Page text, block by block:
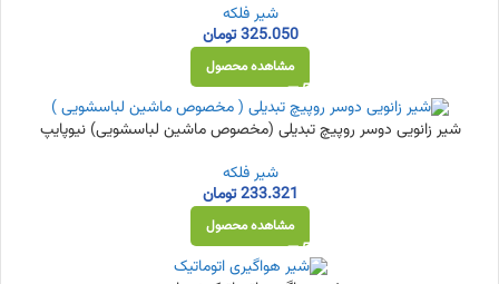
شیر فلکه
325.050 تومان
مشاهده محصول
شیر زانویی دوسر روپیچ تبدیلی (مخصوص ماشین لباسشویی) نیوپایپ
شیر فلکه
233.321 تومان
مشاهده محصول